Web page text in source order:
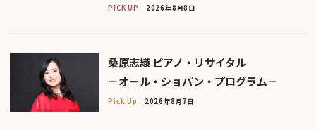
PICK UP 2026年8月8日
桑原志織 ピアノ・リサイタル
－オール・ショパン・プログラム－
Pick Up 2026年8月7日